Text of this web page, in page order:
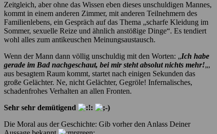
Zeitgleich, aber ohne das Wissen eben dieses unschuldigen Mannes,
kommt in einem anderen Zimmer, mit anderen Teilnehmern des
Familienlebens, ein Gespräch auf das Thema „scharfe Kleidung im
Sommer, sexuelle Reize und ähnlich anstößige Dinge“. Es tendiert
wohl alles zum antikeuschen Meinungsaustausch.
Wenn der Mann dann völlig unschuldig mit den Worten: „Ich habe
gerade im Bad nachgeschaut, bei mir steht absolut nichts mehr!„,
aus besagtem Raum kommt, startet nach einigen Sekunden das
große Gelächter. Ne, nicht Gelächter, Gegröle! Infernalisches,
schadenfrohes Verhalten an allen Fronten.
Sehr sehr demütigend
Die Moral aus der Geschichte: Gib vorher den Anlass Deiner